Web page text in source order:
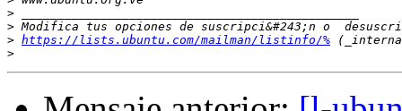
>
>
> https://lists.ubuntu.com/mailman/listinfo/%
>